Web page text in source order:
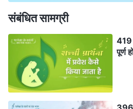
संबंधित सामग्री
419
पूर्ण